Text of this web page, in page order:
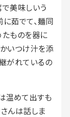
美味しいう
茹でて、麺同
ものを器に
いつけ汁を添
がれているの
温めて出すも
んは話しま